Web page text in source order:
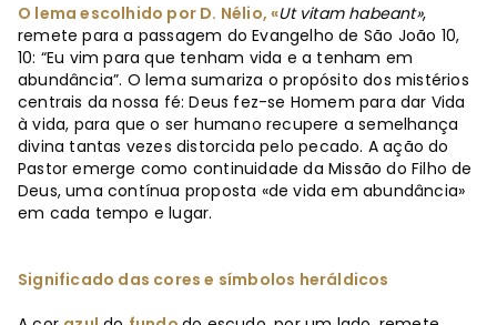
O lema escolhido por D. Nélio, «Ut vitam habeant»,
remete para a passagem do Evangelho de São João 10,
10: “Eu vim para que tenham vida e a tenham em
abundância”. O lema sumariza o propósito dos mistérios
centrais da nossa fé: Deus fez-se Homem para dar Vida
à vida, para que o ser humano recupere a semelhança
divina tantas vezes distorcida pelo pecado. A ação do
Pastor emerge como continuidade da Missão do Filho de
Deus, uma contínua proposta «de vida em abundância»
em cada tempo e lugar.
Significado das cores e símbolos heráldicos